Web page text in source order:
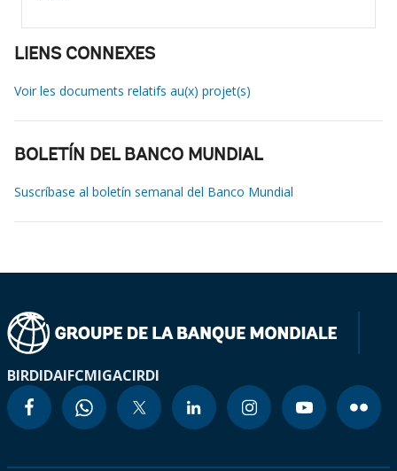
LIENS CONNEXES
Voir les documents relatifs au(x) projet(s)
BOLETÍN DEL BANCO MUNDIAL
Suscríbase al boletín semanal del Banco Mundial
BIRDIDAIFCMIGACIRDI